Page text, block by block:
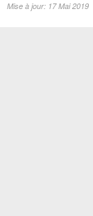
Mise à jour: 17 Mai 2019